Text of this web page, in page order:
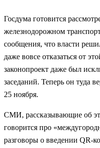
Госдума готовится
железнодорожном
сообщения, что власти
даже вовсе отказаться от
законопроект даже был
заседаний. Теперь он туда
25 ноября.
СМИ, рассказывающие об
говорится про
разговоры о введении QR-